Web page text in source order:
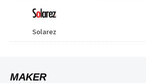
Solarez
MAKER